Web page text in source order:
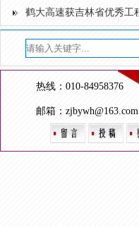
热线：010-84958376
邮箱：zjbywh@163.com